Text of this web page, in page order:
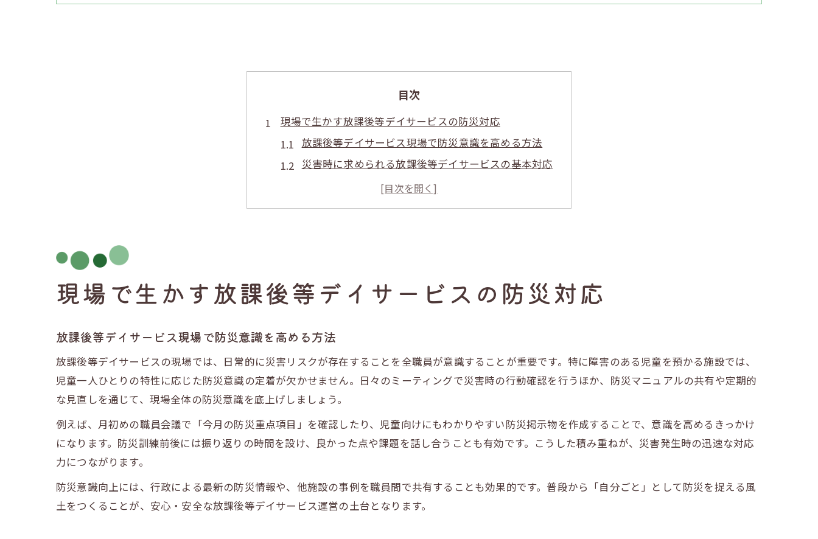
目次
現場で生かす放課後等デイサービスの防災対応
放課後等デイサービス現場で防災意識を高める方法
災害時に求められる放課後等デイサービスの基本対応
放課後等デイサービスの防災マニュアル導入の重要性
職員と児童が安心できる防災体制の整え方
現場に即した放課後等デイサービスのマニュアル例
放課後等デイサービスで周知徹底できる工夫とは
災害ごとの対応策をマニュアルに反映する方法
避難訓練計画書と報告書作成の基本ポイント
放課後等デイサービス避難訓練計画書の作り方
実践的な避難訓練報告書で押さえるべき内容
放課後等デイサービスで避難訓練を義務化する理由
放課後等デイサービスで毎月訓練する重要性
備蓄品や防災グッズを通じた安全強化策
現場で生かす放課後等デイサービスの防災対応
放課後等デイサービス現場で防災意識を高める方法
放課後等デイサービスの現場では、日常的に災害リスクが存在することを全職員が意識することが重要です。特に障害のある児童を預かる施設では、
児童一人ひとりの特性に応じた防災意識の定着が欠かせません。日々のミーティングで災害時の行動確認を行うほか、防災マニュアルの共有や定期的
な見直しを通じて、現場全体の防災意識を底上げしましょう。
例えば、月初めの職員会議で「今月の防災重点項目」を確認したり、児童向けにもわかりやすい防災掲示物を作成することで、意識を高めるきっかけ
になります。防災訓練前後には振り返りの時間を設け、良かった点や課題を話し合うことも有効です。こうした積み重ねが、災害発生時の迅速な対応
力につながります。
防災意識向上には、行政による最新の防災情報や、他施設の事例を職員間で共有することも効果的です。普段から「自分ごと」として防災を捉える風
土をつくることが、安心・安全な放課後等デイサービス運営の土台となります。